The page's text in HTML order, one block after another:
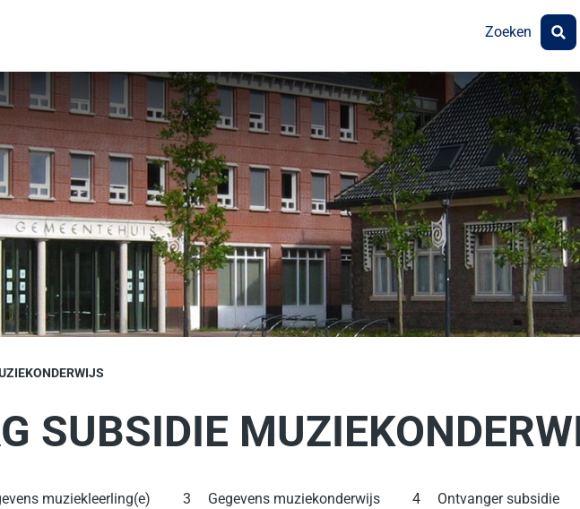
Zoeken
SUBSIDIE
muziekleerling(e) 3 Gegevens muziekonderwijs 4 Ontvanger subsidie